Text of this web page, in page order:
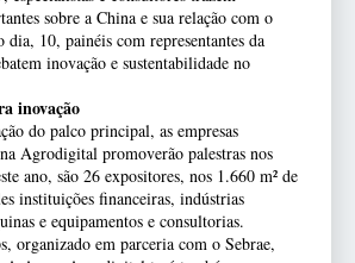
sobre a China e sua relação com o
10, painéis com representantes da
inovação e sustentabilidade no
inovação
do palco principal, as empresas
Agrodigital promoverão palestras nos
ano, são 26 expositores, nos 1.660 m² de
instituições financeiras, indústrias
e equipamentos e consultorias.
organizado em parceria com o Sebrae,